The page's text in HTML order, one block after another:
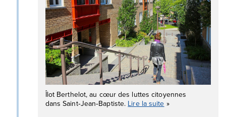
Îlot Berthelot, au cœur des luttes citoyennes
dans Saint‑Jean‑Baptiste. Lire la suite »